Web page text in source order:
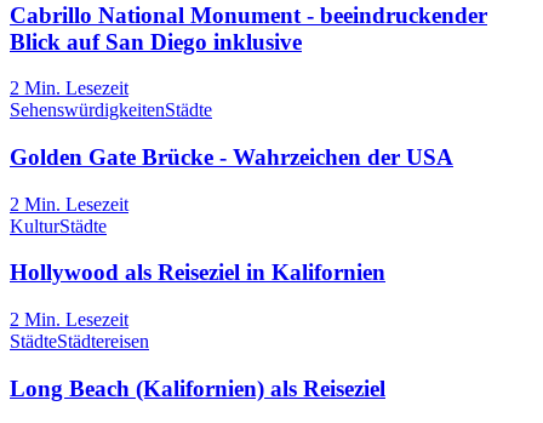
Cabrillo National Monument - beeindruckender
Blick auf San Diego inklusive
2 Min. Lesezeit
SehenswürdigkeitenStädte
Golden Gate Brücke - Wahrzeichen der USA
2 Min. Lesezeit
KulturStädte
Hollywood als Reiseziel in Kalifornien
2 Min. Lesezeit
StädteStädtereisen
Long Beach (Kalifornien) als Reiseziel